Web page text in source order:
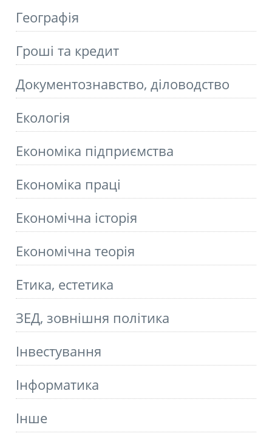
Географія
Гроші та кредит
Документознавство, діловодство
Екологія
Економіка підприємства
Економіка праці
Економічна історія
Економічна теорія
Етика, естетика
ЗЕД, зовнішня політика
Інвестування
Інформатика
Інше